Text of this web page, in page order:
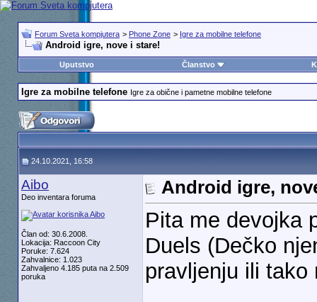
Forum Sveta kompjutera > Phone Zone > Igre za mobilne telefone
Android igre, nove i stare!
Uputstvo Članstvo
Igre za mobilne telefone Igre za obične i pametne mobilne telefone
24.10.2021, 16:58
Aibo
Deo inventara foruma
Član od: 30.6.2008.
Lokacija: Raccoon City
Poruke: 7.624
Zahvalnice: 1.023
Zahvaljeno 4.185 puta na 2.509
poruka
Android igre,
Pita me devojka
Duels (Dečko
pravljenju ili tako